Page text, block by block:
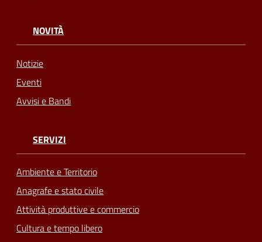
NOVITÀ
Notizie
Eventi
Avvisi e Bandi
SERVIZI
Ambiente e Territorio
Anagrafe e stato civile
Attività produttive e commercio
Cultura e tempo libero